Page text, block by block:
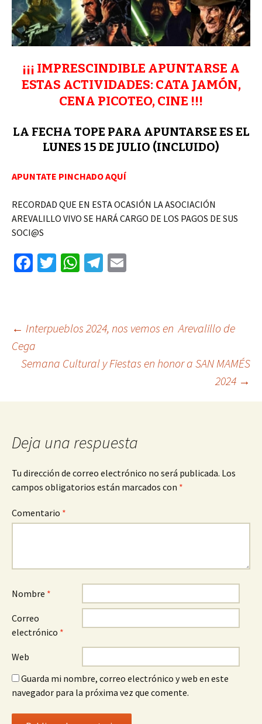
¡¡¡ IMPRESCINDIBLE APUNTARSE A
ESTAS ACTIVIDADES:CATA JAMÓN,
CENA PICOTEO, CINE !!!
LA FECHA TOPE PARA APUNTARSE ES EL
LUNES 15 DE JULIO (INCLUIDO)
APUNTATE PINCHADO AQUÍ
RECORDAD QUE EN ESTA OCASIÓN LA ASOCIACIÓN
AREVALILLO VIVO SE HARÁ CARGO DE LOS PAGOS DE SUS
SOCI@S
Fa
o
o
k
T
er
W
sA
p
p
Te
a
m
Ir
la
entrada
← Interpueblos 2024, nos vemos en Arevalillo de
Cega
Semana Cultural y Fiestas en honor a SAN MAMÉS
2024 →
Deja una respuesta
Tu dirección de correo electrónico no será publicada. Los
campos obligatorios están marcados con *
Comentario *
Nombre *
Correo
electrónico *
Web
Guarda mi nombre, correo electrónico y web en este
navegador para la próxima vez que comente.